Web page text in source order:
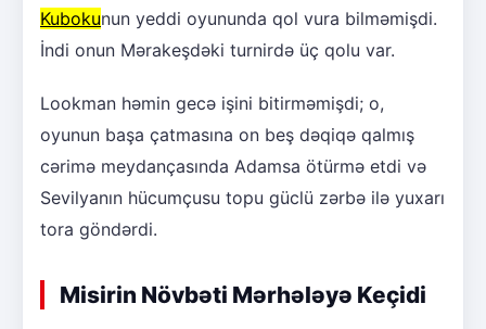
Kubokunun yeddi oyununda qol vura bilməmişdi.
İndi onun Mərakeşdəki turnirdə üç qolu var.
Lookman həmin gecə işini bitirməmişdi; o,
oyunun başa çatmasına on beş dəqiqə qalmış
cərimə meydançasında Adamsa ötürmə etdi və
Sevilyanın hücumçusu topu güclü zərbə ilə yuxarı
tora göndərdi.
Misirin Növbəti Mərhələyə Keçidi